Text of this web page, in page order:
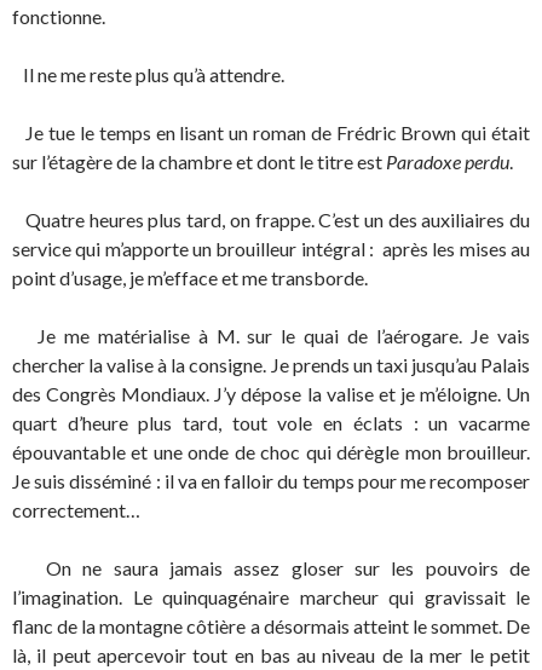
fonctionne.
Il ne me reste plus qu’à attendre.
Je tue le temps en lisant un roman de Frédric Brown qui était
sur l’étagère de la chambre et dont le titre est Paradoxeperdu.
Quatre heures plus tard, on frappe. C’est un des auxiliaires du
service qui m’apporte un brouilleur intégral : après les mises au
point d’usage, je m’efface et me transborde.
Je me matérialise à M. sur le quai de l’aérogare. Je vais
chercher la valise à la consigne. Je prends un taxi jusqu’au Palais
des Congrès Mondiaux. J’y dépose la valise et je m’éloigne. Un
quart d’heure plus tard, tout vole en éclats : un vacarme
épouvantable et une onde de choc qui dérègle mon brouilleur.
Je suis disséminé : il va en falloir du temps pour me recomposer
correctement…
On ne saura jamais assez gloser sur les pouvoirs de
l’imagination. Le quinquagénaire marcheur qui gravissait le
flanc de la montagne côtière a désormais atteint le sommet. De
là, il peut apercevoir tout en bas au niveau de la mer le petit